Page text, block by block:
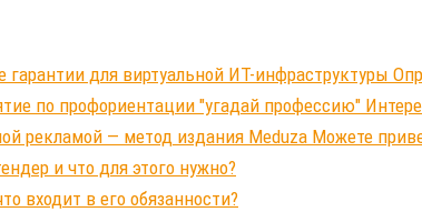
гарантии для виртуальной ИТ-инфраструктуры
по профориентации "угадай профессию"
рекламой — метод издания Meduza Можете
и что для этого нужно?
входит в его обязанности?